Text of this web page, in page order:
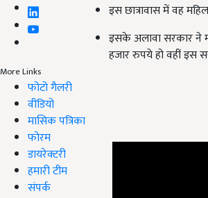
More Links
फोटो गैलरी
वीडियो
मासिक पत्रिका
फोरम
डायरेक्टरी
हमारी टीम
संपर्क
इस छात्रावास में वह
इसके अलावा सरकार ने
हजार रुपये हो वहीं इस